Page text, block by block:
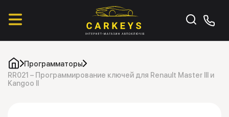
Программаторы
RR021 – Программирование ключей для Renault Master III и
Kangoo II